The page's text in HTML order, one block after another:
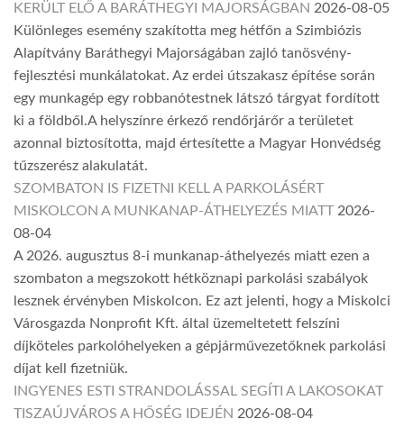
KERÜLT ELŐ A BARÁTHEGYI MAJORSÁGBAN 2026-08-05
Különleges esemény szakította meg hétfőn a Szimbiózis
Alapítvány Baráthegyi Majorságában zajló tanösvény-
fejlesztési munkálatokat. Az erdei útszakasz építése során
egy munkagép egy robbanótestnek látszó tárgyat fordított
ki a földből.A helyszínre érkező rendőrjárőr a területet
azonnal biztosította, majd értesítette a Magyar Honvédség
tűzszerész alakulatát.
SZOMBATON IS FIZETNI KELL A PARKOLÁSÉRT
MISKOLCON A MUNKANAP-ÁTHELYEZÉS MIATT 2026-
08-04
A 2026. augusztus 8-i munkanap-áthelyezés miatt ezen a
szombaton a megszokott hétköznapi parkolási szabályok
lesznek érvényben Miskolcon. Ez azt jelenti, hogy a Miskolci
Városgazda Nonprofit Kft. által üzemeltetett felszíni
díjköteles parkolóhelyeken a gépjárművezetőknek parkolási
díjat kell fizetniük.
INGYENES ESTI STRANDOLÁSSAL SEGÍTI A LAKOSOKAT
TISZAÚJVÁROS A HŐSÉG IDEJÉN 2026-08-04